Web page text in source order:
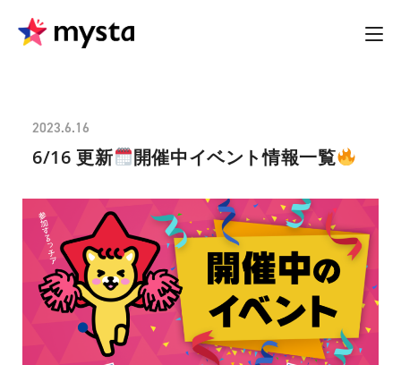
2023.6.16
6/16 更新 開催中イベント情報一覧